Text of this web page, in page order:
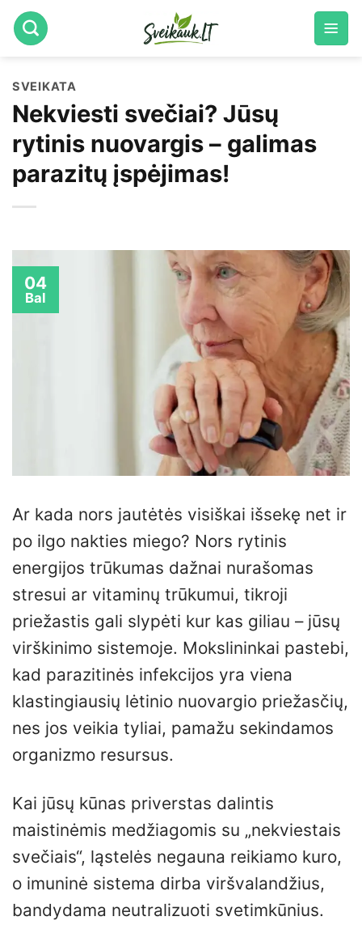
Skip
to
SVEIKATA
Nekviesti svečiai? Jūsų
rytinis nuovargis – galimas
parazitų įspėjimas!
04
Bal
Ar kada nors jautėtės visiškai išsekę net ir
po ilgo nakties miego? Nors rytinis
energijos trūkumas dažnai nurašomas
stresui ar vitaminų trūkumui, tikroji
priežastis gali slypėti kur kas giliau – jūsų
virškinimo sistemoje. Mokslininkai pastebi,
kad parazitinės infekcijos yra viena
klastingiausių lėtinio nuovargio priežasčių,
nes jos veikia tyliai, pamažu sekindamos
organizmo resursus.
Kai jūsų kūnas priverstas dalintis
maistinėmis medžiagomis su „nekviestais
svečiais“, ląstelės negauna reikiamo kuro,
o imuninė sistema dirba viršvalandžius,
bandydama neutralizuoti svetimkūnius.